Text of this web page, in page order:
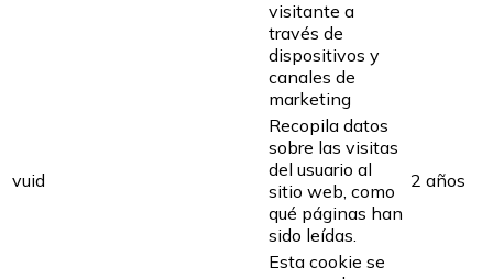
visitante a
través de
dispositivos y
canales de
marketing
vuid
Recopila datos
sobre las visitas
del usuario al
sitio web, como
qué páginas han
sido leídas.
2 años
Esta cookie se